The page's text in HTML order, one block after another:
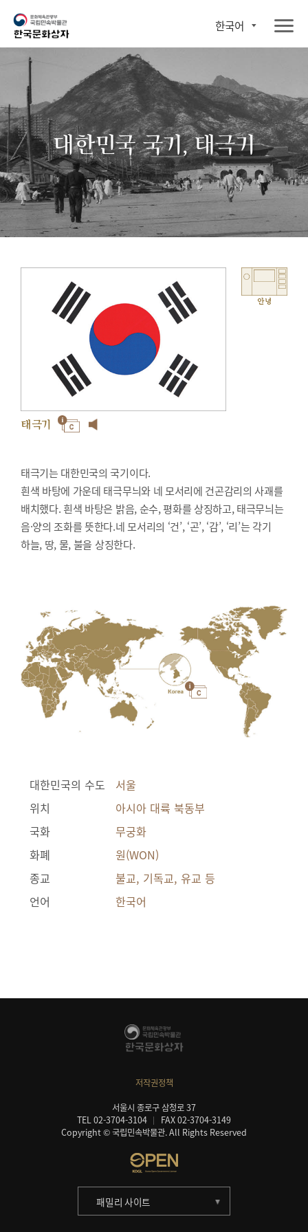
한국어
대한민국 국기, 태극기
태극기
안녕
태극기는 대한민국의 국기이다.
흰색 바탕에 가운데 태극무늬와 네 모서리에 건곤감리의 사괘를
배치했다. 흰색 바탕은 밝음, 순수, 평화를 상징하고, 태극무늬는
음·양의 조화를 뜻한다.네 모서리의 ‘건’, ‘곤’, ‘감’, ‘리’는 각기
하늘, 땅, 물, 불을 상징한다.
대한민국의 수도
서울
위치
아시아 대륙 북동부
국화
무궁화
화폐
원(WON)
종교
불교, 기독교, 유교 등
언어
한국어
저작권정책
서울시 종로구 삼청로 37
TEL 02-3704-3104
FAX 02-3704-3149
Copyright © 국립민속박물관. All Rights Reserved
패밀리 사이트